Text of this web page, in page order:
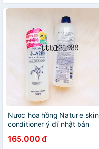
Nước hoa hồng Naturie skin
conditioner ý dĩ nhật bản
165.000 đ